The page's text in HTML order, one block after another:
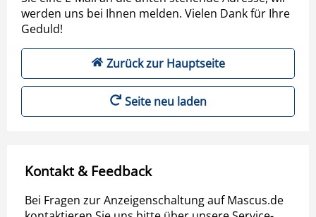
werden uns bei Ihnen melden. Vielen Dank für Ihre
Geduld!
Zurück zur Hauptseite
Seite neu laden
Kontakt & Feedback
Bei Fragen zur Anzeigenschaltung auf Mascus.de